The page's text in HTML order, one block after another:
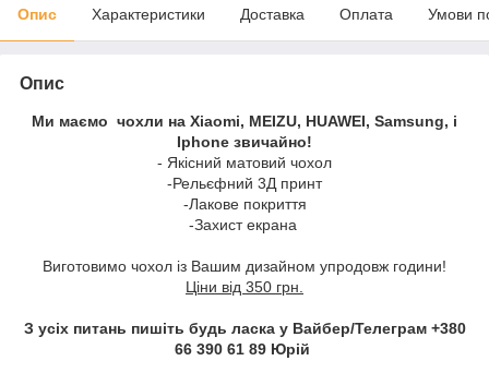
Опис Характеристики Доставка Оплата Умови
Опис
Ми маємо чохли на Xiaomi, MEIZU, HUAWEI, Samsung, і
Iphone звичайно!
- Якісний матовий чохол
-Рельєфний 3Д принт
-Лакове покриття
-Захист екрана
Виготовимо чохол із Вашим дизайном упродовж години!
Ціни від 350 грн.
З усіх питань пишіть будь ласка у Вайбер/Телеграм +380
66 390 61 89 Юрій